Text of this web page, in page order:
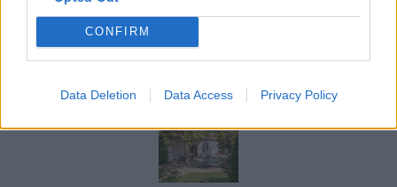
CONFIRM
Data Deletion Data Access Privacy Policy